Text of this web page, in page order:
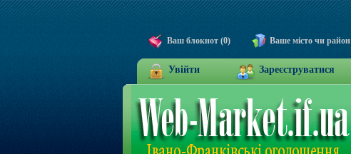
Ваш блокнот (0) Ваше місто чи район
Увійти Зареєструватися